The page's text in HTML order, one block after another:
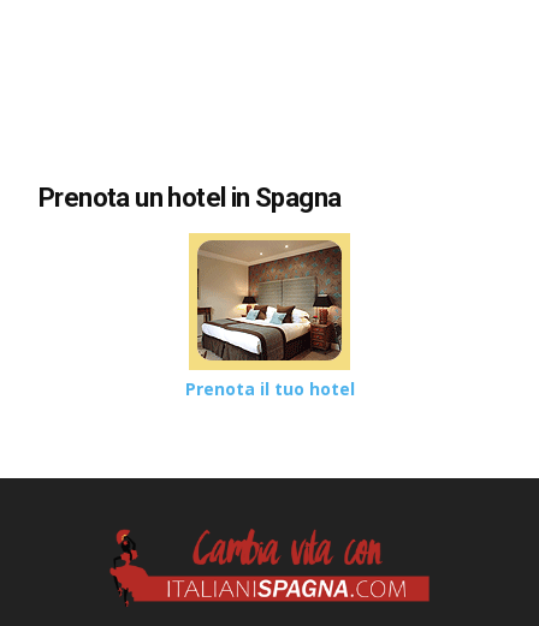
Prenota un hotel in Spagna
Prenota il tuo hotel